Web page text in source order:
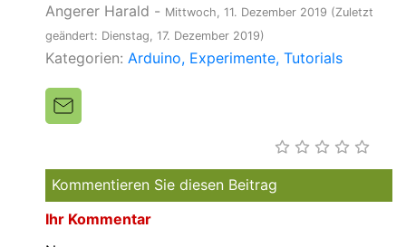
Angerer Harald - Mittwoch, 11. Dezember 2019 (Zuletzt
geändert: Dienstag, 17. Dezember 2019)
Kategorien: Arduino Experimente Tutorials
Kommentieren Sie diesen Beitrag
Ihr Kommentar